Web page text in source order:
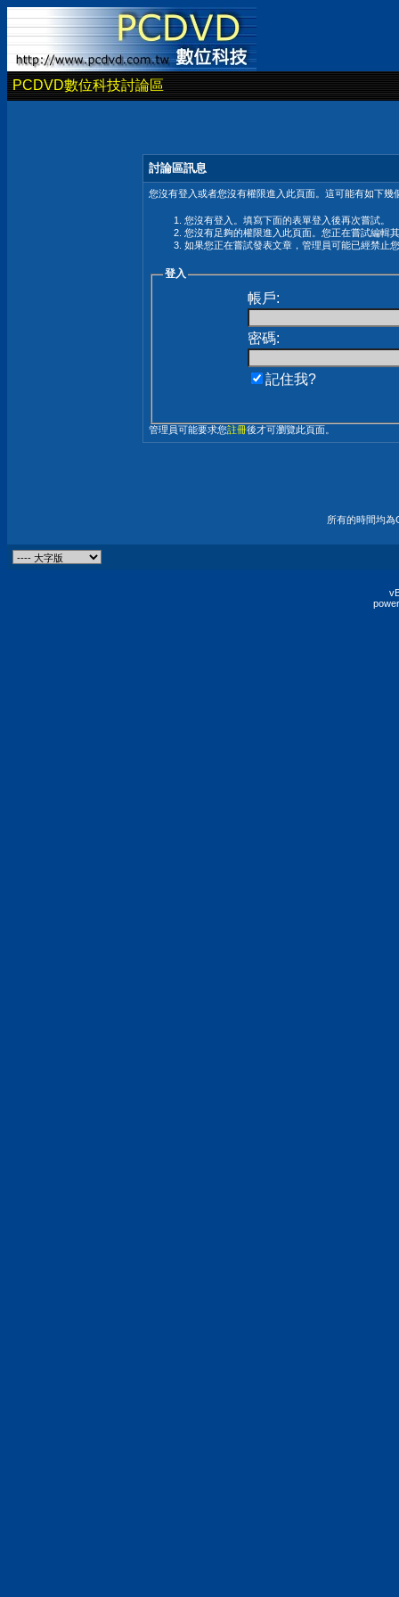
PCDVD數位科技討論區
討論區訊息
您沒有登入或者您沒有權限進入此頁面。這可能有如下幾
您沒有登入。填寫下面的表單登入後再次嘗試。
您沒有足夠的權限進入此頁面。您正在嘗試編輯
如果您正在嘗試發表文章，管理員可能已經禁止
登入
帳戶:
密碼:
記住我?
管理員可能要求您註冊後才可瀏覽此頁面。
所有的時間均為